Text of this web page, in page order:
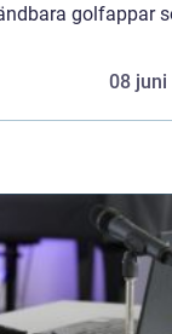
golfappar
08 juni